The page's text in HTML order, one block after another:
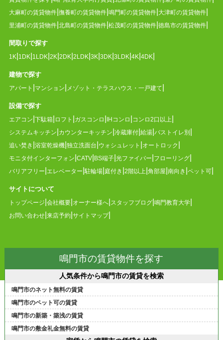
大麻町の賃貸物件 撫養町の賃貸物件 鳴門町の賃貸物件 大津町の賃貸物件
里浦町の賃貸物件 北島町の賃貸物件 松茂町の賃貸物件 徳島市の賃貸物件
間取りで探す
1K 1DK 1LDK 2K 2DK 2LDK 3K 3DK 3LDK 4K 4DK
建物で探す
アパート マンション メゾット・テラスハウス・一戸建て
設備で探す
エアコン 下駄箱 ロフト ガスコンロ IHコンロ コンロ2口以上
システムキッチン カウンターキッチン 冷蔵庫付 給湯 バストイレ別
追い焚き 浴室乾燥機 独立洗面台 ウォシュレット オートロック
モニタ付インターフォン CATV BS端子 光ファイバー フローリング
バリアフリー エレベーター 駐輪場 庭付き 2階以上 角部屋 南向き ペット可
サイトについて
トップページ 会社概要 オーナー様へ スタッフブログ 鳴門教育大学
お問い合わせ 来店予約 サイトマップ
鳴門市の賃貸物件を探す
人気条件から鳴門市の賃貸を検索
鳴門市のネット無料の賃貸
鳴門市のペット可の賃貸
鳴門市の新築・築浅の賃貸
鳴門市の敷金礼金無料の賃貸